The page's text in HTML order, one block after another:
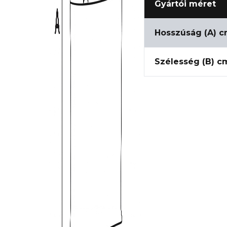
Gyártói méret
Hosszúság (A)
Szélesség (B)